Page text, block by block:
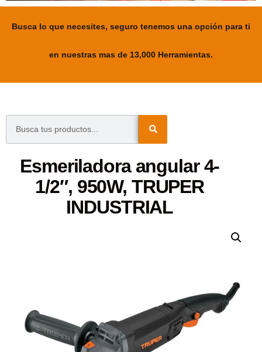
Busca lo que necesites, seguro tenemos una opción para ti
en nuestras mas de 13,000 Herramientas.
Esmeriladora angular 4-
1/2″, 950W, TRUPER
INDUSTRIAL